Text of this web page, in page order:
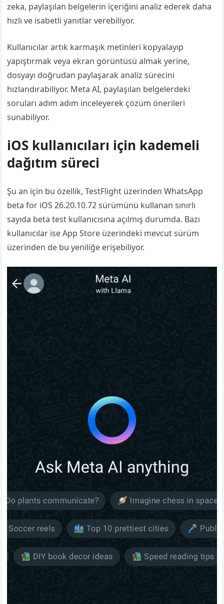
zeka, paylaşılan belgelerin içeriğini analiz ederek daha
hızlı ve isabetli yanıtlar verebiliyor.
Kullanıcılar artık karmaşık metinleri kopyalayıp
yapıştırmak veya ekran görüntüsü almak yerine,
dosyayı doğrudan paylaşarak analiz sürecini
hızlandırabiliyor. Meta AI, paylaşılan belgelerdeki
soruları adım adım inceleyerek çözüm önerileri
sunabiliyor.
iOS kullanıcıları için kademeli
dağıtım süreci
Şu an için bu özellik, TestFlight üzerinden WhatsApp
beta for iOS 26.20.10.72 sürümünü kullanan sınırlı
sayıda beta test kullanıcısına açılmış durumda. Bazı
kullanıcılar ise App Store üzerindeki mevcut sürüm
üzerinden de bu yeniliğe erişebiliyor.